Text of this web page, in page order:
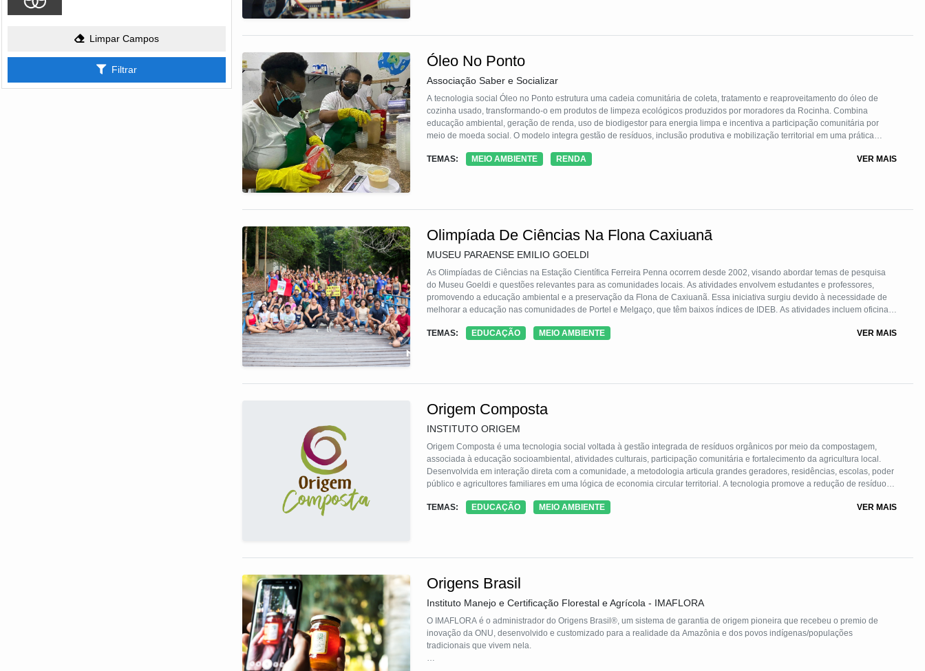
Limpar Campos
Filtrar
Óleo No Ponto
Associação Saber e Socializar
A tecnologia social Óleo no Ponto estrutura uma cadeia comunitária de coleta, tratamento e reaproveitamento do óleo de
cozinha usado, transformando-o em produtos de limpeza ecológicos produzidos por moradores da Rocinha. Combina
educação ambiental, geração de renda, uso de biodigestor para energia limpa e incentiva a participação comunitária por
meio de moeda social. O modelo integra gestão de resíduos, inclusão produtiva e mobilização territorial em uma prática
TEMAS:
MEIO AMBIENTE RENDA VER MAIS
Olimpíada De Ciências Na Flona Caxiuanã
MUSEU PARAENSE EMILIO GOELDI
As Olimpíadas de Ciências na Estação Científica Ferreira Penna ocorrem desde 2002, visando abordar temas de pesquisa
do Museu Goeldi e questões relevantes para as comunidades locais. As atividades envolvem estudantes e professores,
promovendo a educação ambiental e a preservação da Flona de Caxiuanã. Essa iniciativa surgiu devido à necessidade de
melhorar a educação nas comunidades de Portel e Melgaço, que têm baixos índices de IDEB. As atividades incluem oficinas,
esportivas.
TEMAS: EDUCAÇÃO MEIO AMBIENTE VER MAIS
Origem Composta
INSTITUTO ORIGEM
Origem Composta é uma tecnologia social voltada à gestão integrada de resíduos orgânicos por meio da compostagem,
associada à educação socioambiental, atividades culturais, participação comunitária e fortalecimento da agricultura local.
Desenvolvida em interação direta com a comunidade, a metodologia articula grandes geradores, residências, escolas, poder
público e agricultores familiares em uma lógica de economia circular territorial. A tecnologia promove a redução de resíduos
composto orgânico destinado a hortas, áreas públicas e agricultores, gerando benefícios ambientais.
TEMAS: EDUCAÇÃO MEIO AMBIENTE VER MAIS
Origens Brasil
Instituto Manejo e Certificação Florestal e Agrícola - IMAFLORA
O IMAFLORA é o administrador do Origens Brasil®, um sistema de garantia de origem pioneira que recebeu o premio de
inovação da ONU, desenvolvido e customizado para a realidade da Amazônia e dos povos indígenas/populações
tradicionais que vivem nela.